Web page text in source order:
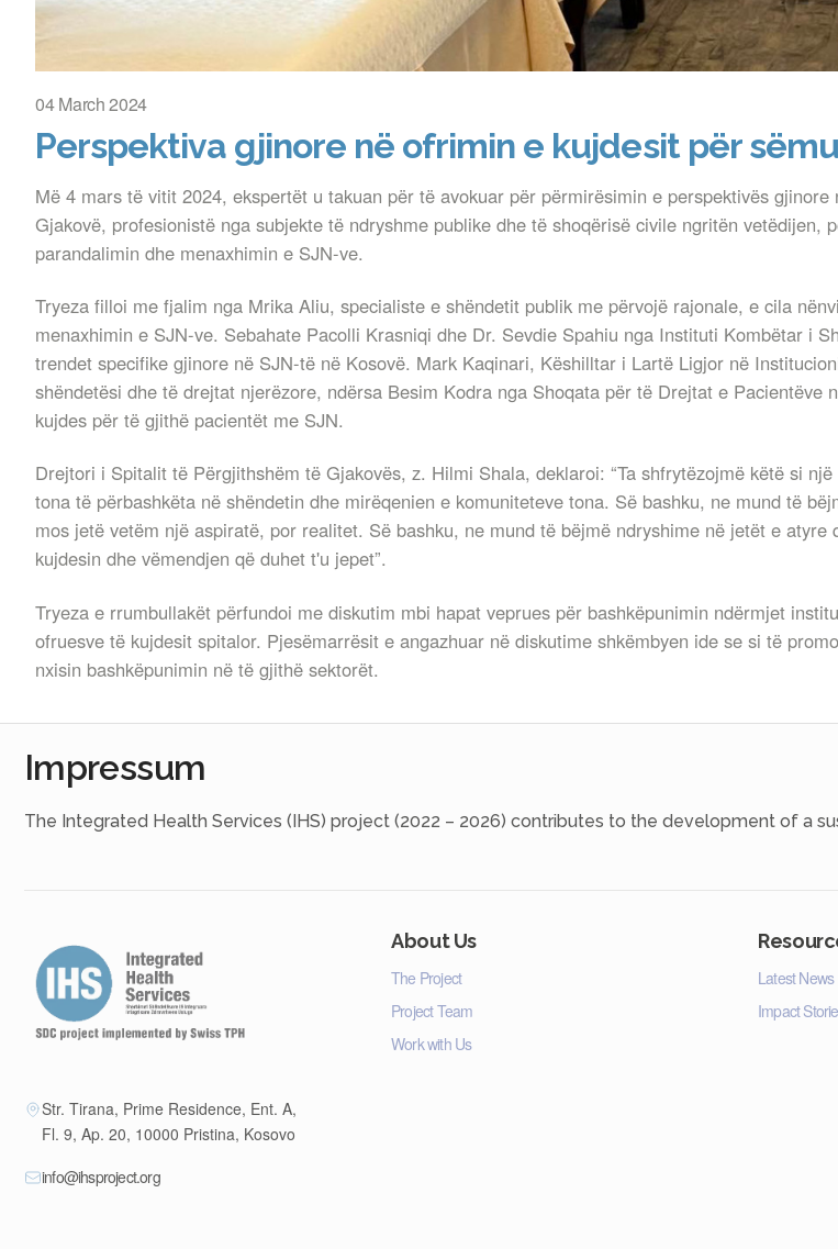
04 March 2024
Perspektiva gjinore në ofrimin e kujdesit për
Më 4 mars të vitit 2024, ekspertët u takuan për të avokuar për përmirësimin e perspektivës
Gjakovë, profesionistë nga subjekte të ndryshme publike dhe të shoqërisë civile ngritën
parandalimin dhe menaxhimin e SJN-ve.
Tryeza filloi me fjalim nga Mrika Aliu, specialiste e shëndetit publik me përvojë rajonale, e cila
menaxhimin e SJN-ve. Sebahate Pacolli Krasniqi dhe Dr. Sevdie Spahiu nga Instituti Kombëtar i
trendet specifike gjinore në SJN-të në Kosovë. Mark Kaqinari, Këshilltar i Lartë Ligjor në
shëndetësi dhe të drejtat njerëzore, ndërsa Besim Kodra nga Shoqata për të Drejtat e
kujdes për të gjithë pacientët me SJN.
Drejtori i Spitalit të Përgjithshëm të Gjakovës, z. Hilmi Shala, deklaroi: “Ta shfrytëzojmë këtë si
tona të përbashkëta në shëndetin dhe mirëqenien e komuniteteve tona. Së bashku, ne mund të
mos jetë vetëm një aspiratë, por realitet. Së bashku, ne mund të bëjmë ndryshime në jetët e
kujdesin dhe vëmendjen që duhet t'u jepet”.
Tryeza e rrumbullakët përfundoi me diskutim mbi hapat veprues për bashkëpunimin ndërmjet
ofruesve të kujdesit spitalor. Pjesëmarrësit e angazhuar në diskutime shkëmbyen ide se si të
nxisin bashkëpunimin në të gjithë sektorët.
Impressum
The Integrated Health Services (IHS) project (2022 – 2026) contributes to the development of a
Str. Tirana, Prime Residence, Ent. A,
Fl. 9, Ap. 20, 10000 Pristina, Kosovo
info@ihsproject.org
About Us
The Project
Project Team
Work with Us
Latest News
Impact